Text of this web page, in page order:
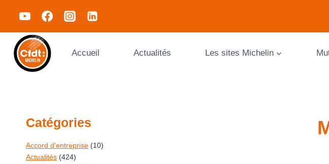
Accueil Actualités Les sites Michelin
Catégories
Accord d'entreprise (10)
Actualités (424)